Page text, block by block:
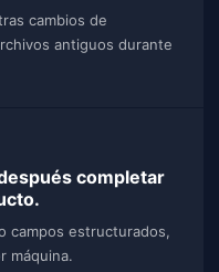
cambios de
antiguos durante
completar
campos estructurados,
máquina.